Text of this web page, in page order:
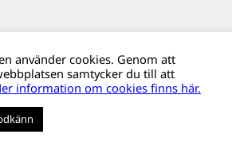
använder cookies. Genom att
samtycker du till att
information om cookies finns här.